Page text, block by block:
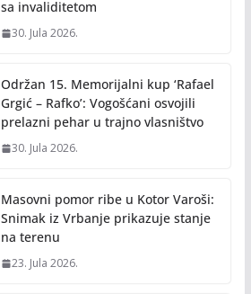
sa invaliditetom
30. Jula 2026.
Održan 15. Memorijalni kup ‘Rafael
Grgić – Rafko’: Vogošćani osvojili
prelazni pehar u trajno vlasništvo
30. Jula 2026.
Masovni pomor ribe u Kotor Varoši:
Snimak iz Vrbanje prikazuje stanje
na terenu
23. Jula 2026.